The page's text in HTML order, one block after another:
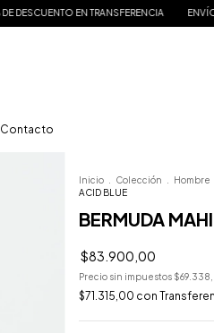
ENVÍO GRATIS A PARTIR DE $175.000
Contacto
Inicio Colección Hombre
ACID BLUE
BERMUDA
$83.900,00
Precio sin impuestos
$71.315,00 con